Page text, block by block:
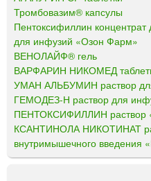
Тромбовазим® капсулы
Пентоксифиллин концентрат
для инфузий «Озон Фарм»
ВЕНОЛАЙФ® гель
ВАРФАРИН НИКОМЕД
УМАН АЛЬБУМИН раствор
ГЕМОДЕЗ-Н раствор для
ПЕНТОКСИФИЛЛИН раствор
КСАНТИНОЛА НИКОТИНАТ
внутримышечного введения